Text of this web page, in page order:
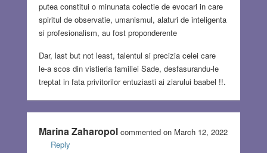
putea constitui o minunata colectie de evocari in care
spiritul de observatie, umanismul, alaturi de inteligenta
si profesionalism, au fost proponderente
Dar, last but not least, talentul si precizia celei care
le-a scos din vistieria familiei Sade, desfasurandu-le
treptat in fata privitorilor entuziasti ai ziarului baabel !!.
Marina Zaharopolcommented on March 12, 2022
Reply